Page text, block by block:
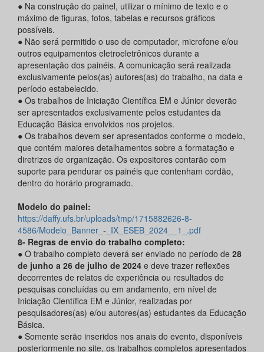
● Na construção do painel, utilizar o mínimo de texto e o
máximo de figuras, fotos, tabelas e recursos gráficos
possíveis.
● Não será permitido o uso de computador, microfone e/ou
outros equipamentos eletroeletrônicos durante a
apresentação dos painéis. A comunicação será realizada
exclusivamente pelos(as) autores(as) do trabalho, na data e
período estabelecido.
● Os trabalhos de Iniciação Científica EM e Júnior deverão
ser apresentados exclusivamente pelos estudantes da
Educação Básica envolvidos nos projetos.
● Os trabalhos devem ser apresentados conforme o modelo,
que contém maiores detalhamentos sobre a formatação e
diretrizes de organização. Os expositores contarão com
suporte para pendurar os painéis que contenham cordão,
dentro do horário programado.
Modelo do painel:
https://daffy.ufs.br/uploads/tmp/1715882626-8-
4586/Modelo_Banner_-_IX_ESEB_2024__1_.pdf
8- Regras de envio do trabalho completo:
● O trabalho completo deverá ser enviado no período de 28
de junho a 26 de julho de 2024 e deve trazer reflexões
decorrentes de relatos de experiência ou resultados de
pesquisas concluídas ou em andamento, em nível de
Iniciação Científica EM e Júnior, realizadas por
pesquisadores(as) e/ou autores(as) estudantes da Educação
Básica.
● Somente serão inseridos nos anais do evento, disponíveis
posteriormente no site, os trabalhos completos apresentados